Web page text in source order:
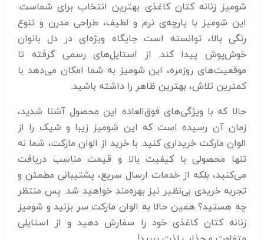
شومیز زنانه کتان کاغذی بهترین انتخاب برای شماست.
این شومیز با پارچه‌ی نرم و لطیف، طراحی مدرن و تنوع
رنگی بالا، توانسته است جایگاه ویژه‌ای در دل بانوان
خوش‌پوش پیدا کند. از استایل‌های رسمی گرفته تا
موقعیت‌های روزمره، این شومیز به شما امکان می‌دهد با
کمترین تلاش، بهترین ظاهر را داشته باشید.
حالا که با ویژگی‌های فوق‌العاده این محصول آشنا شدید،
زمان آن رسیده است که این شومیز زیبا و شیک را از
الوان مارکت خریداری کنید. با خرید از الوان مارکت، شما نه
تنها محصولی با کیفیت بالا و قیمت مناسب دریافت
می‌کنید، بلکه از خدمات ارسال سریع، پشتیبانی مطمئن و
تجربه خریدی بی‌نظیر نیز بهره‌مند خواهید شد. پس منتظر
چه هستید؟ همین حالا به الوان مارکت سر بزنید و شومیز
زنانه کتان کاغذی خود را سفارش دهید و از استایلی